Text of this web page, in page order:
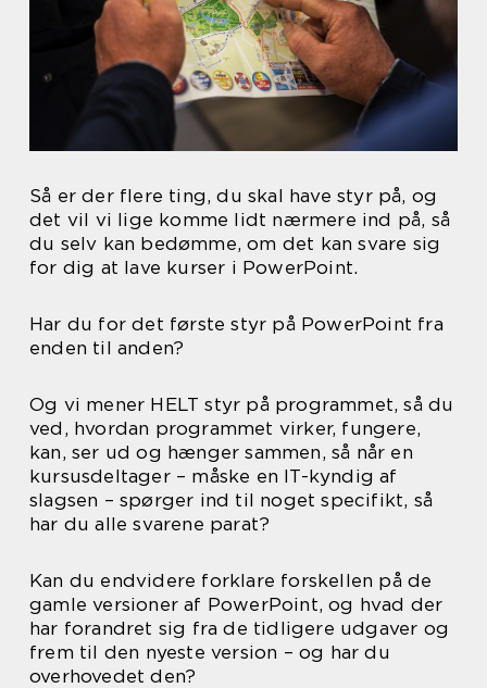
Så er der flere ting, du skal have styr på, og
det vil vi lige komme lidt nærmere ind på, så
du selv kan bedømme, om det kan svare sig
for dig at lave kurser i PowerPoint.
Har du for det første styr på PowerPoint fra
enden til anden?
Og vi mener HELT styr på programmet, så du
ved, hvordan programmet virker, fungere,
kan, ser ud og hænger sammen, så når en
kursusdeltager – måske en IT-kyndig af
slagsen – spørger ind til noget specifikt, så
har du alle svarene parat?
Kan du endvidere forklare forskellen på de
gamle versioner af PowerPoint, og hvad der
har forandret sig fra de tidligere udgaver og
frem til den nyeste version – og har du
overhovedet den?